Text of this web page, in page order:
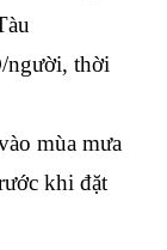
người, thời
mùa mưa
khi đặt